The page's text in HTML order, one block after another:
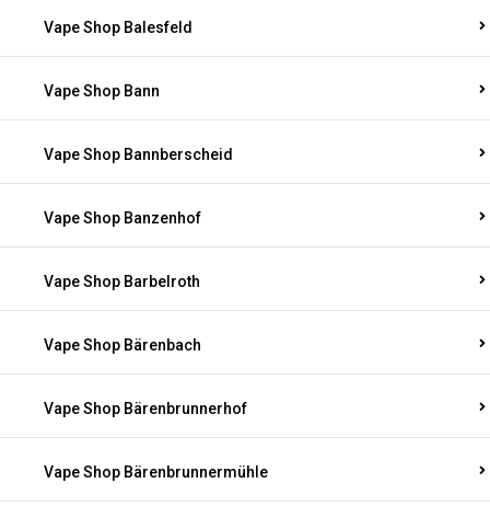
Vape Shop Balesfeld
Vape Shop Bann
Vape Shop Bannberscheid
Vape Shop Banzenhof
Vape Shop Barbelroth
Vape Shop Bärenbach
Vape Shop Bärenbrunnerhof
Vape Shop Bärenbrunnermühle